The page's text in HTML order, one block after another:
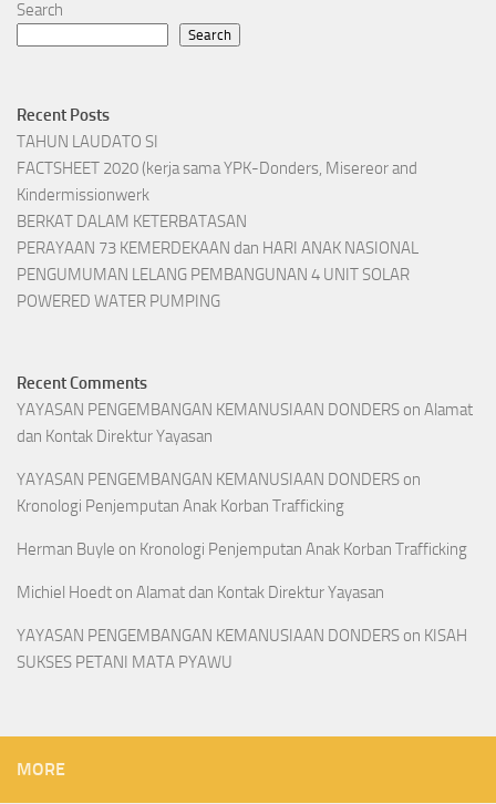
Search
Search
Recent Posts
TAHUN LAUDATO SI
FACTSHEET 2020 (kerja sama YPK-Donders, Misereor and
Kindermissionwerk
BERKAT DALAM KETERBATASAN
PERAYAAN 73 KEMERDEKAAN dan HARI ANAK NASIONAL
PENGUMUMAN LELANG PEMBANGUNAN 4 UNIT SOLAR
POWERED WATER PUMPING
Recent Comments
YAYASAN PENGEMBANGAN KEMANUSIAAN DONDERS on Alamat
dan Kontak Direktur Yayasan
YAYASAN PENGEMBANGAN KEMANUSIAAN DONDERS on
Kronologi Penjemputan Anak Korban Trafficking
Herman Buyle on Kronologi Penjemputan Anak Korban Trafficking
Michiel Hoedt on Alamat dan Kontak Direktur Yayasan
YAYASAN PENGEMBANGAN KEMANUSIAAN DONDERS on KISAH
SUKSES PETANI MATA PYAWU
MORE